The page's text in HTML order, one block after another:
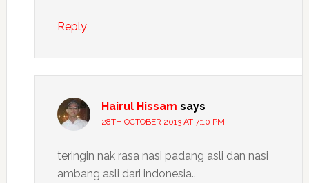
Reply
Hairul Hissam says
28TH OCTOBER 2013 AT 7:10 PM
teringin nak rasa nasi padang asli dan nasi
ambang asli dari indonesia..